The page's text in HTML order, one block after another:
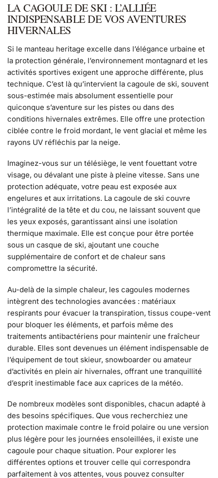
LA CAGOULE DE SKI : L’ALLIÉE
INDISPENSABLE DE VOS AVENTURES
HIVERNALES
Si le manteau heritage excelle dans l’élégance urbaine et
la protection générale, l’environnement montagnard et les
activités sportives exigent une approche différente, plus
technique. C’est là qu’intervient la cagoule de ski, souvent
sous-estimée mais absolument essentielle pour
quiconque s’aventure sur les pistes ou dans des
conditions hivernales extrêmes. Elle offre une protection
ciblée contre le froid mordant, le vent glacial et même les
rayons UV réfléchis par la neige.
Imaginez-vous sur un télésiège, le vent fouettant votre
visage, ou dévalant une piste à pleine vitesse. Sans une
protection adéquate, votre peau est exposée aux
engelures et aux irritations. La cagoule de ski couvre
l’intégralité de la tête et du cou, ne laissant souvent que
les yeux exposés, garantissant ainsi une isolation
thermique maximale. Elle est conçue pour être portée
sous un casque de ski, ajoutant une couche
supplémentaire de confort et de chaleur sans
compromettre la sécurité.
Au-delà de la simple chaleur, les cagoules modernes
intègrent des technologies avancées : matériaux
respirants pour évacuer la transpiration, tissus coupe-vent
pour bloquer les éléments, et parfois même des
traitements antibactériens pour maintenir une fraîcheur
durable. Elles sont devenues un élément indispensable de
l’équipement de tout skieur, snowboarder ou amateur
d’activités en plein air hivernales, offrant une tranquillité
d’esprit inestimable face aux caprices de la météo.
De nombreux modèles sont disponibles, chacun adapté à
des besoins spécifiques. Que vous recherchiez une
protection maximale contre le froid polaire ou une version
plus légère pour les journées ensoleillées, il existe une
cagoule pour chaque situation. Pour explorer les
différentes options et trouver celle qui correspondra
parfaitement à vos attentes, vous pouvez consulter